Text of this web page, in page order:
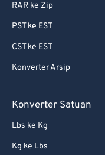
RAR ke Zip
PST ke EST
CST ke EST
Konverter Arsip
Konverter Satuan
Lbs ke Kg
Kg ke Lbs